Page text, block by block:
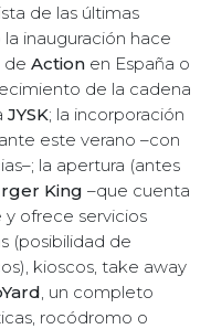
de las últimas
inauguración hace
de Action en España o
de la cadena
JYSK; la incorporación
este verano –con
la apertura (antes
King –que cuenta
ofrece servicios
(posibilidad de
kioscos, take away
, un completo
rocódromo o